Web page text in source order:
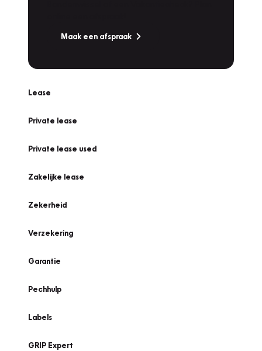
Maak een afspraak
Lease
Private lease
Private lease used
Zakelijke lease
Zekerheid
Verzekering
Garantie
Pechhulp
Labels
GRIP Expert